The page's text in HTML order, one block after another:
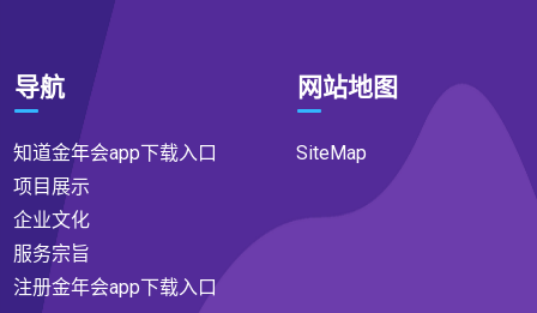
导航
知道金年会app下载入口
项目展示
企业文化
服务宗旨
注册金年会app下载入口
网站地图
SiteMap